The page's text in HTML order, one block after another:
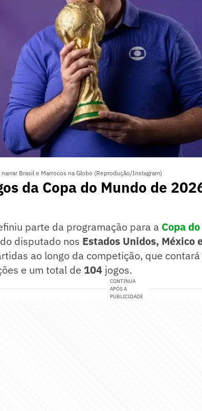
Brasil e Marrocos na Globo (Reprodução/Instagram)
da Copa do Mundo de
parte da programação para a Copa
disputado nos Estados Unidos, México
ao longo da competição, que
e um total de 104 jogos.
CONTINUA
APÓS A
PUBLICIDADE